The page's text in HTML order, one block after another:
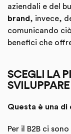
aziendali e del
brand , invece,
comunicando
benefici che
SCEGLI LA
Questa è una
Per il B2B ci